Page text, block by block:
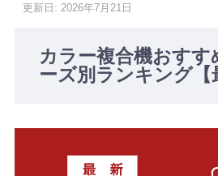
更新日: 2026年7月21日
カラー複合機おすす
ーズ別ランキング【